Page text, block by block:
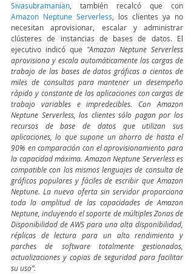
Sivasubramanian
Amazon Neptune Serverless, los clientes ya no
necesitan aprovisionar, escalar y administrar
clústeres de instancias de bases de datos. El
ejecutivo indicó que "Amazon Neptune Serverless
aprovisiona y escala automáticamente las cargas de
trabajo de las bases de datos gráficas a cientos de
miles de consultas para mantener un desempeño
rápido y constante de las aplicaciones con cargas de
trabajo variables e impredecibles. Con Amazon
Neptune Serverless, los clientes sólo pagan por los
recursos de base de datos que utilizan sus
aplicaciones, lo que supone un ahorro de hasta el
90% en comparación con el aprovisionamiento para
la capacidad máxima. Amazon Neptune Serverless es
compatible con los mismos lenguajes de consulta de
gráficos populares y fáciles de escribir que Amazon
Neptune. La nueva oferta sin servidor proporciona
toda la amplitud de las capacidades de Amazon
Neptune, incluyendo el soporte de múltiples Zonas de
Disponibilidad de AWS para una alta disponibilidad,
réplicas de lectura para un alto rendimiento y
parches de software totalmente gestionados,
actualizaciones y copias de seguridad para facilitar
su uso”.